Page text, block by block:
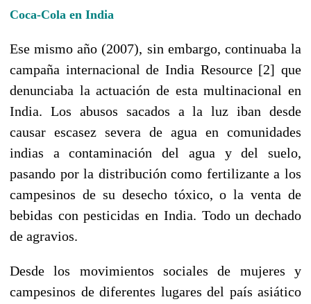
Coca-Cola en India
Ese mismo año (2007), sin embargo, continuaba la
campaña internacional de India Resource [2] que
denunciaba la actuación de esta multinacional en
India. Los abusos sacados a la luz iban desde
causar escasez severa de agua en comunidades
indias a contaminación del agua y del suelo,
pasando por la distribución como fertilizante a los
campesinos de su desecho tóxico, o la venta de
bebidas con pesticidas en India. Todo un dechado
de agravios.
Desde los movimientos sociales de mujeres y
campesinos de diferentes lugares del país asiático